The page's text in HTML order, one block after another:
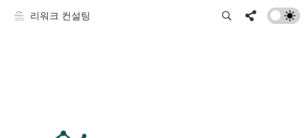
리워크 컨설팅